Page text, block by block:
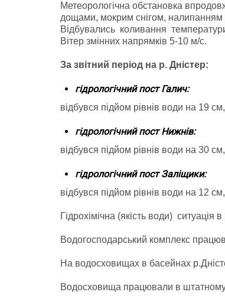
Метеорологічна обстановка
дощами, мокрим снігом, налипанням
Відбувались коливання
Вітер змінних напрямків 5-10 м/с.
За звітний період на р. Дністер:
гідрологічний пост Галич:
відбувся підйом рівнів води на 19
гідрологічний пост Нижнів:
відбувся підйом рівнів води на 30
гідрологічний пост Заліщики:
відбувся підйом рівнів води на 12
Гідрохімічна (якість води) ситуація
Водогосподарський комплекс
На водосховищах в басейнах
Водосховища працювали в штатному